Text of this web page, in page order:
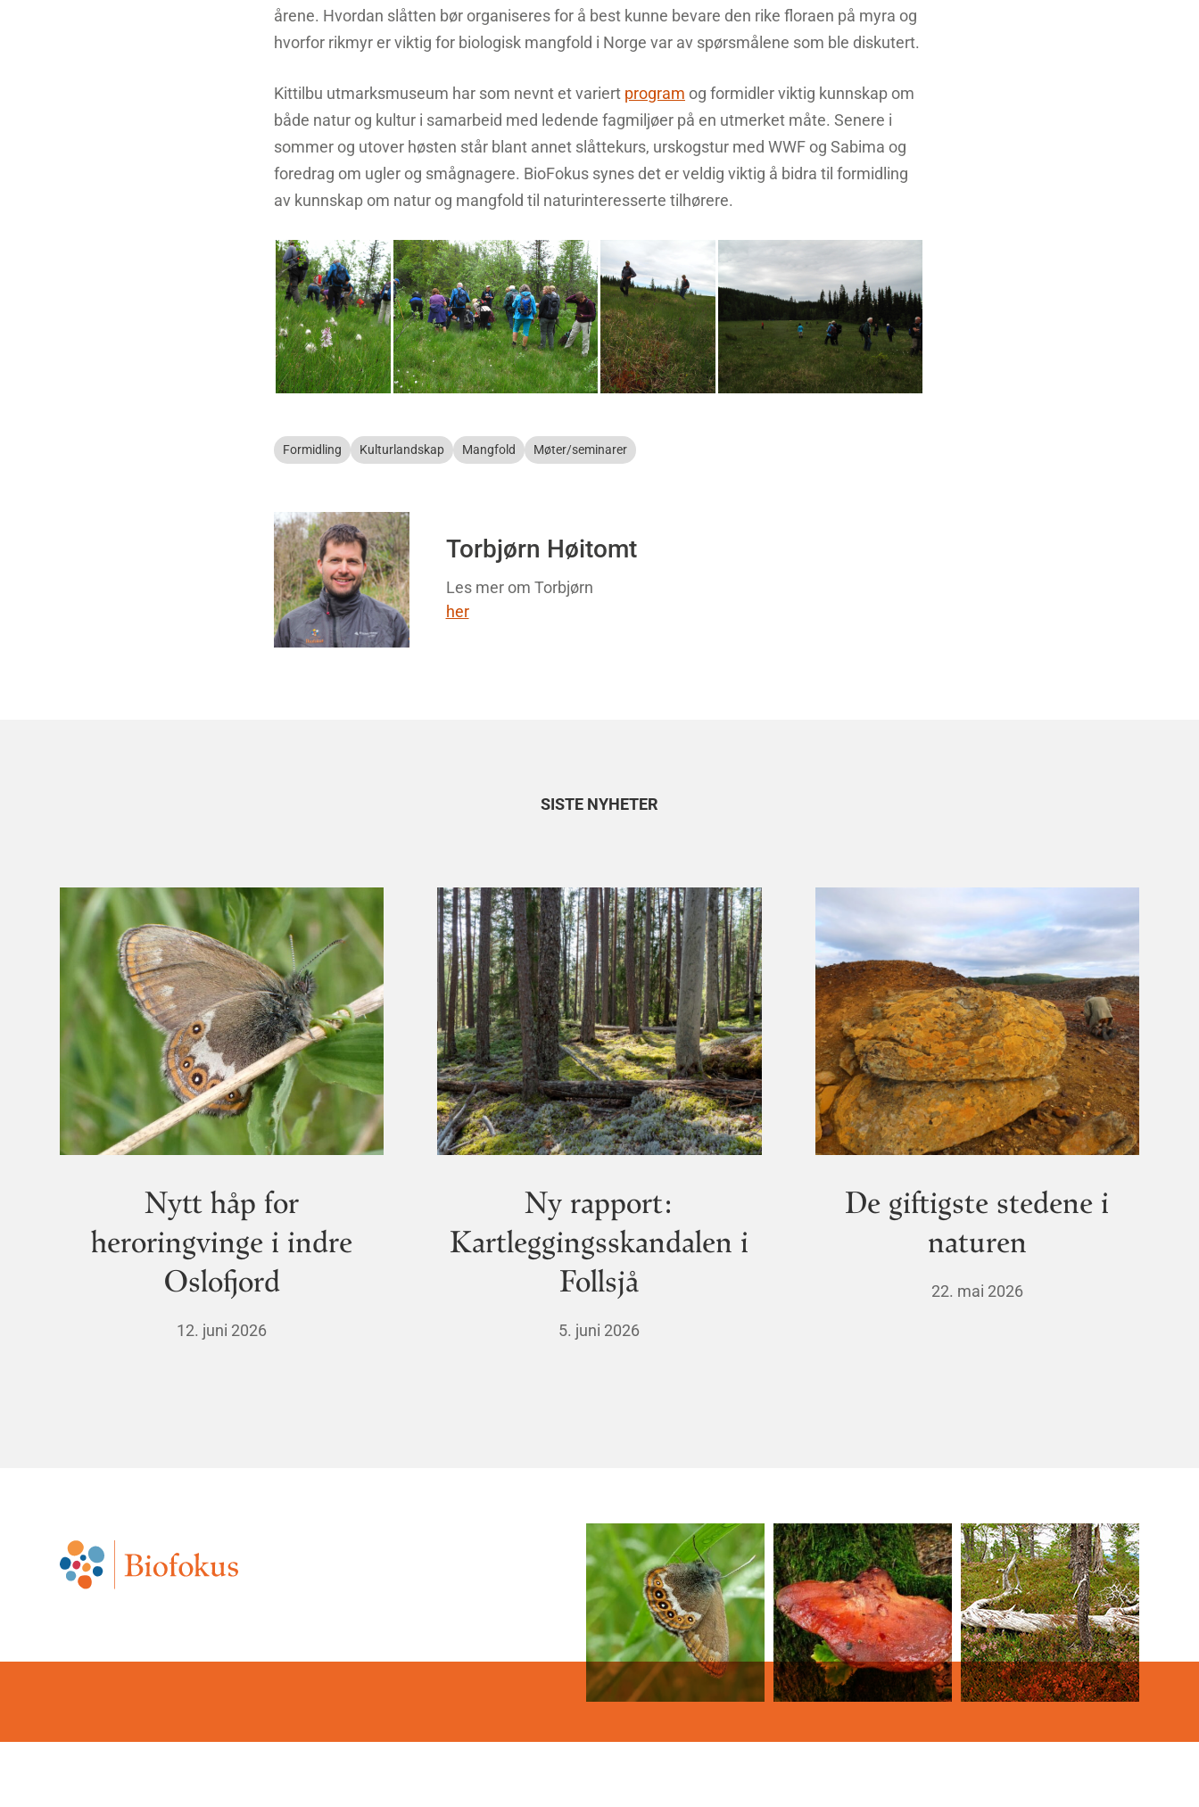
årene. Hvordan slåtten bør organiseres for å best kunne bevare den rike floraen på myra og
hvorfor rikmyr er viktig for biologisk mangfold i Norge var av spørsmålene som ble diskutert.
Kittilbu utmarksmuseum har som nevnt et variert program og formidler viktig kunnskap om
både natur og kultur i samarbeid med ledende fagmiljøer på en utmerket måte. Senere i
sommer og utover høsten står blant annet slåttekurs, urskogstur med WWF og Sabima og
foredrag om ugler og smågnagere. BioFokus synes det er veldig viktig å bidra til formidling
av kunnskap om natur og mangfold til naturinteresserte tilhørere.
Formidling Kulturlandskap Mangfold Møter/seminarer
Torbjørn Høitomt
Les mer om Torbjørn
her
SISTE NYHETER
Nytt håp for
heroringvinge i indre
Oslofjord
12. juni 2026
Ny rapport:
Kartleggingsskandalen i
Follsjå
5. juni 2026
De giftigste stedene i
naturen
22. mai 2026